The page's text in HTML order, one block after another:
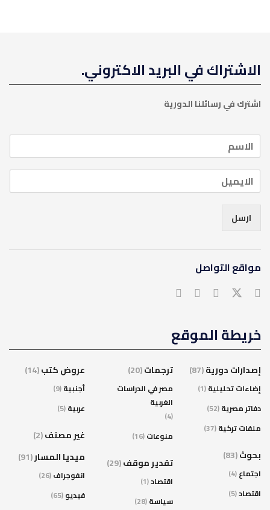
الاشتراك في البريد الاكتروني.
اشترك في رسائلنا الدورية
ارسل
مواقع التواصل
خريطة الموقع
إصدارات دورية(87)
إضاءات تحليلية(1)
دفاتر مصرية(52)
ملفات تركية(37)
بحوث(83)
اجتماع(4)
اقتصاد(5)
ترجمات(20)
مصر في الدراسات
الغربية
(4)
منوعات(16)
تقدير موقف(29)
اقتصاد(1)
سياسة(28)
عروض كتب(14)
أجنبية(9)
عربية(5)
غير مصنف(2)
ميديا المسار(91)
انفوجراف(26)
فيديو(65)